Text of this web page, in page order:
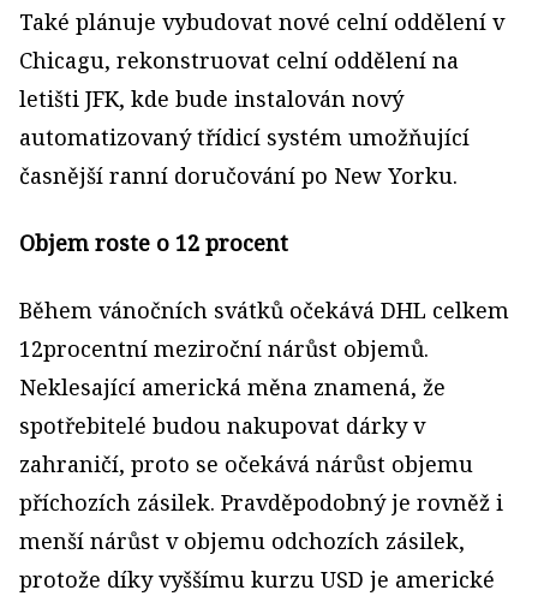
Také plánuje vybudovat nové celní oddělení v
Chicagu, rekonstruovat celní oddělení na
letišti JFK, kde bude instalován nový
automatizovaný třídicí systém umožňující
časnější ranní doručování po New Yorku.
Objem roste o 12 procent
Během vánočních svátků očekává DHL celkem
12procentní meziroční nárůst objemů.
Neklesající americká měna znamená, že
spotřebitelé budou nakupovat dárky v
zahraničí, proto se očekává nárůst objemu
příchozích zásilek. Pravděpodobný je rovněž i
menší nárůst v objemu odchozích zásilek,
protože díky vyššímu kurzu USD je americké